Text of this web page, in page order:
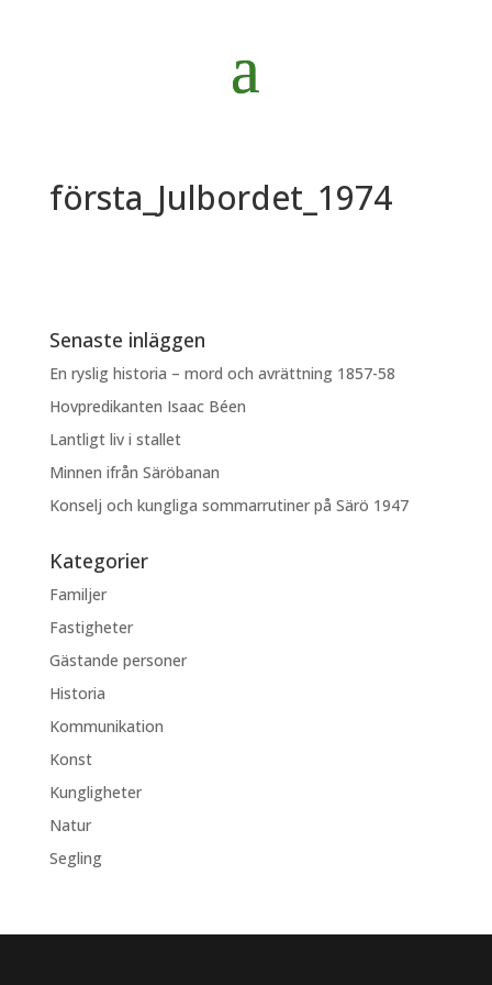
första_Julbordet_1974
Senaste inläggen
En ryslig historia – mord och avrättning 1857-58
Hovpredikanten Isaac Béen
Lantligt liv i stallet
Minnen ifrån Säröbanan
Konselj och kungliga sommarrutiner på Särö 1947
Kategorier
Familjer
Fastigheter
Gästande personer
Historia
Kommunikation
Konst
Kungligheter
Natur
Segling